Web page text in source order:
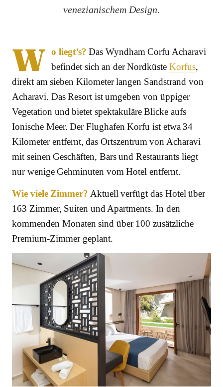
venezianischem Design.
W o liegt’s? Das Wyndham Corfu Acharavi
befindet sich an der NordküsteKorfus,
direkt am sieben Kilometer langen Sandstrand von
Acharavi. Das Resort ist umgeben von üppiger
Vegetation und bietet spektakuläre Blicke aufs
Ionische Meer. Der Flughafen Korfu ist etwa 34
Kilometer entfernt, das Ortszentrum von Acharavi
mit seinen Geschäften, Bars und Restaurants liegt
nur wenige Gehminuten vom Hotel entfernt.
Wie viele Zimmer? Aktuell verfügt das Hotel über
163 Zimmer, Suiten und Apartments. In den
kommenden Monaten sind über 100 zusätzliche
Premium-Zimmer geplant.